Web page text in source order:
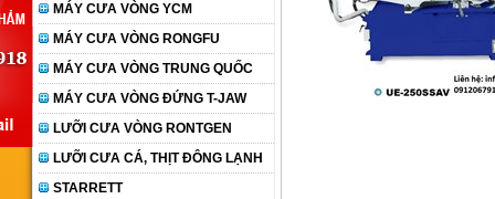
MÁY CƯA VÒNG YCM
MÁY CƯA VÒNG RONGFU
MÁY CƯA VÒNG TRUNG QUỐC
MÁY CƯA VÒNG ĐỨNG T-JAW
LƯỠI CƯA VÒNG RONTGEN
LƯỠI CƯA CÁ, THỊT ĐÔNG LẠNH
STARRETT